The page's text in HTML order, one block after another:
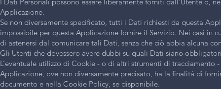
Applicazione.
Se non diversamente specificato, tutti i Dati richiesti da questa
impossibile per questa Applicazione fornire il Servizio. Nei casi
di astenersi dal comunicare tali Dati, senza che ciò abbia alcuna
Gli Utenti che dovessero avere dubbi su quali Dati siano
L’eventuale utilizzo di Cookie - o di altri strumenti di
Applicazione, ove non diversamente precisato, ha la finalità di
documento e nella Cookie Policy, se disponibile.